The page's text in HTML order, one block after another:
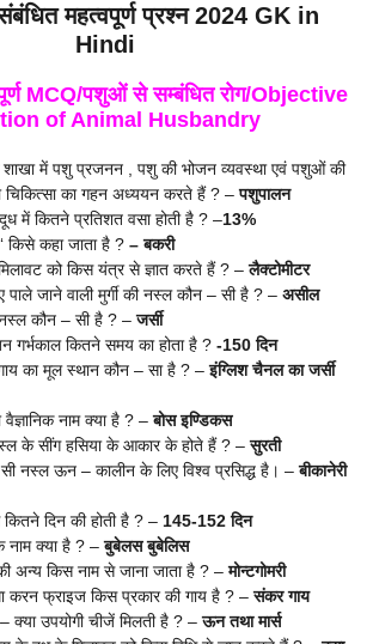
महत्वपूर्ण प्रश्न 2024 GK in
Hindi
MCQ/पशुओं से सम्बंधित रोग/Objective
of Animal Husbandry
शाखा में पशु प्रजनन , पशु की भोजन व्यवस्था एवं पशुओं की
का गहन अध्ययन करते हैं ? –पशुपालन
में कितने प्रतिशत वसा होती है ? –13%
किसे कहा जाता है ? – बकरी
को किस यंत्र से ज्ञात करते हैं ? –लैक्टोमीटर
पाले जाने वाली मुर्गी की नस्ल कौन – सी है ? – असील
नस्ल कौन – सी है ? –जर्सी
गर्भकाल कितने समय का होता है ? -150 दिन
का मूल स्थान कौन – सा है ? –इंग्लिश चैनल का जर्सी
वैज्ञानिक नाम क्या है ? –बोस इण्डिकस
के सींग हसिया के आकार के होते हैं ? –सुरती
नस्ल ऊन – कालीन के लिए विश्व प्रसिद्ध है। –बीकानेरी
कितने दिन की होती है ? – 145-152 दिन
नाम क्या है ? –बुबेलस बुबेलिस
की अन्य किस नाम से जाना जाता है ? –मोन्टगोमरी
करन फ्राइज किस प्रकार की गाय है ? –संकर गाय
क्या उपयोगी चीजें मिलती है ? –ऊन तथा मार्स